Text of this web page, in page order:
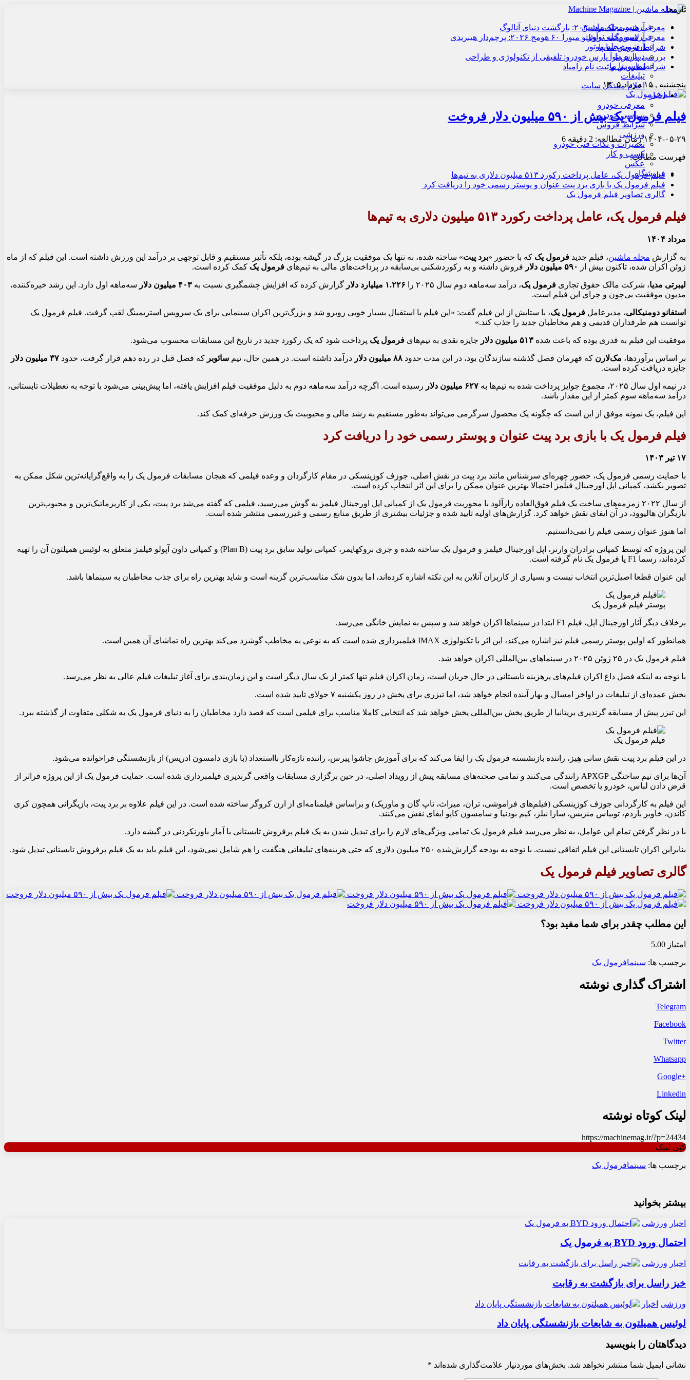
آرشیو مجله ماشین
آرشیو مجله نوآور
آرشیو مجله موتور
درباره ما
تماس با ما
تبلیغات
اعلام مشکل سایت
اخبار
معرفی خودرو
بررسی خودرو
شرایط فروش
ورزشی
تعمیرات و نکات فنی خودرو
کسب و کار
عکس
فروشگاه
تازه‌ها
معرفی هنسی بلک‌برد ۲۰۳۰: بازگشت دنیای آنالوگ
معرفی لامبورگینی روئلتو میورا ۶۰ هومج ۲۰۲۶: پرچم‌دار هیبریدی
شرایط فروش سایپا
بررسی پارس نوآ پارس خودرو: تلفیقی از تکنولوژی و طراحی
شرایط فروش و ثبت نام زامیاد
پنجشنبه , ۱۵ مرداد ۱۴۰۵
فیلم فرمول یک بیش از ۵۹۰ میلیون دلار فروخت
۱۴۰۴-۰۵-۲۹زمان مطالعه: 2 دقیقه
فهرست مطالب:
فیلم فرمول یک، عامل پرداخت رکورد ۵۱۳ میلیون دلاری به تیم‌ها
فیلم فرمول یک با بازی برد پیت عنوان و پوستر رسمی خود را دریافت کرد
گالری تصاویر فیلم فرمول یک
فیلم فرمول یک، عامل پرداخت رکورد ۵۱۳ میلیون دلاری به تیم‌ها
مرداد ۱۴۰۴
به گزارش مجله ماشین، فیلم جدید فرمول یک که با حضور «برد پیت» ساخته شده، نه تنها یک موفقیت بزرگ در گیشه بوده، بلکه تأثیر مستقیم و قابل توجهی بر درآمد این ورزش داشته است. این فیلم که از ماه
ژوئن اکران شده، تاکنون بیش از
۵۹۰ میلیون دلار فروش داشته و به رکوردشکنی بی‌سابقه در پرداخت‌های مالی به تیم‌های فرمول یک کمک کرده است.
لیبرتی مدیا، شرکت مالک حقوق تجاری فرمول یک، درآمد سه‌ماهه دوم سال ۲۰۲۵ را ۱.۲۲۶ میلیارد دلار گزارش کرده که افزایش چشمگیری نسبت به ۴۰۳ میلیون دلار
سه‌ماهه اول دارد. این رشد خیره‌کننده،
مدیون موفقیت بی‌چون و چرای این فیلم است.
استفانو دومنیکالی، مدیرعامل فرمول یک، با ستایش از این فیلم گفت: «این فیلم با استقبال بسیار خوبی روبرو شد و بزرگ‌ترین اکران سینمایی برای یک سرویس استریمینگ لقب گرفت. فیلم فرمول یک
توانست هم طرفداران قدیمی و هم مخاطبان جدید را جذب کند.»
موفقیت این فیلم به قدری بوده که باعث شده ۵۱۳ میلیون دلار جایزه نقدی به تیم‌های فرمول یک پرداخت شود که یک رکورد جدید در تاریخ این مسابقات محسوب می‌شود.
بر اساس برآوردها، مک‌لارن که قهرمان فصل گذشته سازندگان بود، در این مدت حدود ۸۸ میلیون دلار درآمد داشته است. در همین حال، تیم سائوبر که فصل قبل در رده دهم قرار گرفت، حدود ۳۷ میلیون دلار
جایزه دریافت کرده است.
در نیمه اول سال ۲۰۲۵، مجموع جوایز پرداخت شده به تیم‌ها به ۶۲۷ میلیون دلار
رسیده است. اگرچه درآمد سه‌ماهه دوم به دلیل موفقیت فیلم افزایش یافته، اما پیش‌بینی می‌شود با توجه به تعطیلات تابستانی،
درآمد سه‌ماهه سوم کمتر از این مقدار باشد.
این فیلم، یک نمونه موفق از این است که چگونه یک محصول سرگرمی می‌تواند به‌طور مستقیم به رشد مالی و محبوبیت یک ورزش حرفه‌ای کمک کند.
فیلم فرمول یک با بازی برد پیت عنوان و پوستر رسمی خود را دریافت کرد
۱۷ تیر ۱۴۰۳
با حمایت رسمی فرمول یک، حضور چهره‌ای سرشناس مانند برد پیت در نقش اصلی، جوزف کوزینسکی در مقام کارگردان و وعده فیلمی که هیجان مسابقات فرمول یک را به واقع‌گرایانه‌ترین شکل ممکن به
تصویر بکشد، کمپانی اپل اورجینال فیلمز احتمالا بهترین عنوان ممکن را برای این اثر انتخاب کرده است.
از سال ۲۰۲۲ زمزمه‌های ساخت یک فیلم فوق‌العاده رازآلود با محوریت فرمول یک از کمپانی اپل اورجینال فیلمز به گوش می‌رسید، فیلمی که گفته می‌شد برد پیت، یکی از کاریزماتیک‌ترین و محبوب‌ترین
بازیگران هالیوود، در آن ایفای نقش خواهد کرد. گزارش‌های اولیه تایید شده و جزئیات بیشتری از طریق منابع رسمی و غیررسمی منتشر شده است.
اما هنوز عنوان رسمی فیلم را نمی‌دانستیم.
این پروژه که توسط کمپانی برادران وارنر، اپل اورجینال فیلمز و فرمول یک ساخته شده و جری بروکهایمر، کمپانی تولید سابق برد پیت (Plan B) و کمپانی داون آپولو فیلمز متعلق به لوئیس همیلتون آن را تهیه
کرده‌اند، رسما F1 یا فرمول یک نام گرفته است.
این عنوان قطعا اصیل‌ترین انتخاب نیست و بسیاری از کاربران آنلاین به این نکته اشاره کرده‌اند، اما بدون شک مناسب‌ترین گزینه است و شاید بهترین راه برای جذب مخاطبان به سینماها باشد.
پوستر فیلم فرمول یک
برخلاف دیگر آثار اورجینال اپل، فیلم F1 ابتدا در سینماها اکران خواهد شد و سپس به نمایش خانگی می‌رسد.
همانطور که اولین پوستر رسمی فیلم نیز اشاره می‌کند، این اثر با تکنولوژی IMAX فیلمبرداری شده است که به نوعی به مخاطب گوشزد می‌کند بهترین راه تماشای آن همین است.
فیلم فرمول یک در ۲۵ ژوئن ۲۰۲۵ در سینماهای بین‌المللی اکران خواهد شد.
با توجه به اینکه فصل داغ اکران فیلم‌های پرهزینه تابستانی در حال جریان است، زمان اکران فیلم تنها کمتر از یک سال دیگر است و این زمان‌بندی برای آغاز تبلیغات فیلم عالی به نظر می‌رسد.
بخش عمده‌ای از تبلیغات در اواخر امسال و بهار آینده انجام خواهد شد، اما تیزری برای پخش در روز یکشنبه ۷ جولای تایید شده است.
این تیزر پیش از مسابقه گرندپری بریتانیا از طریق پخش بین‌المللی پخش خواهد شد که انتخابی کاملا مناسب برای فیلمی است که قصد دارد مخاطبان را به دنیای فرمول یک به شکلی متفاوت از گذشته ببرد.
فیلم فرمول یک
در این فیلم برد پیت نقش سانی هِیز، راننده بازنشسته فرمول یک را ایفا می‌کند که برای آموزش جاشوا پیرس، راننده تازه‌کار بااستعداد (با بازی دامسون ادریس) از بازنشستگی فراخوانده می‌شود.
آن‌ها برای تیم ساختگی APXGP رانندگی می‌کنند و تمامی صحنه‌های مسابقه پیش از رویداد اصلی، در حین برگزاری مسابقات واقعی گرندپری فیلمبرداری شده است. حمایت فرمول یک از این پروژه فراتر از
قرض دادن لباس، خودرو یا تخصص است.
این فیلم به کارگردانی جوزف کوزینسکی (فیلم‌های فراموشی، تران، میراث، تاپ گان و ماوریک) و براساس فیلمنامه‌ای از ارن کروگر ساخته شده است. در این فیلم علاوه بر برد پیت، بازیگرانی همچون کری
کاندن، خاویر باردم، توبیاس منزیس، سارا نیلز، کیم بودنیا و سامسون کایو ایفای نقش می‌کنند.
با در نظر گرفتن تمام این عوامل، به نظر می‌رسد فیلم فرمول یک تمامی ویژگی‌های لازم را برای تبدیل شدن به یک فیلم پرفروش تابستانی با آمار باورنکردنی در گیشه دارد.
بنابراین اکران تابستانی این فیلم اتفاقی نیست. با توجه به بودجه گزارش‌شده ۲۵۰ میلیون دلاری که حتی هزینه‌های تبلیغاتی هنگفت را هم شامل نمی‌شود، این فیلم باید به یک فیلم پرفروش تابستانی تبدیل شود.
گالری تصاویر فیلم فرمول یک
این مطلب چقدر برای شما مفید بود؟
امتیاز 5.00
برچسب ها: سینمافرمول یک
اشتراک گذاری نوشته
Telegram
Facebook
Twitter
Whatsapp
+Google
Linkedin
لینک کوتاه نوشته
https://machinemag.ir/?p=24434
کپی لینک
برچسب ها: سینمافرمول یک
بیشتر بخوانید
اخبار ورزشی
احتمال ورود BYD به فرمول یک
اخبار ورزشی
خیز راسل برای بازگشت به رقابت
ورزشی اخبار
لوئیس همیلتون به شایعات بازنشستگی پایان داد
دیدگاهتان را بنویسید
نشانی ایمیل شما منتشر نخواهد شد. بخش‌های موردنیاز علامت‌گذاری شده‌اند *